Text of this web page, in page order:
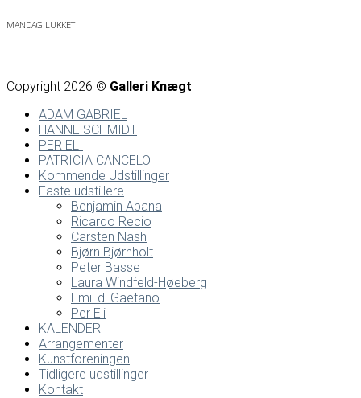
MANDAG LUKKET
Copyright 2026 © Galleri Knægt
ADAM GABRIEL
HANNE SCHMIDT
PER ELI
PATRICIA CANCELO
Kommende Udstillinger
Faste udstillere
Benjamin Abana
Ricardo Recio
Carsten Nash
Bjørn Bjørnholt
Peter Basse
Laura Windfeld-Høeberg
Emil di Gaetano
Per Eli
KALENDER
Arrangementer
Kunstforeningen
Tidligere udstillinger
Kontakt